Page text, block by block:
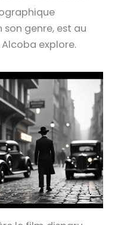
genre, est au
explore.